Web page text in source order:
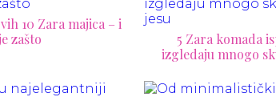
10 Zara majica – i
zašto
5 Zara komada
izgledaju mnogo